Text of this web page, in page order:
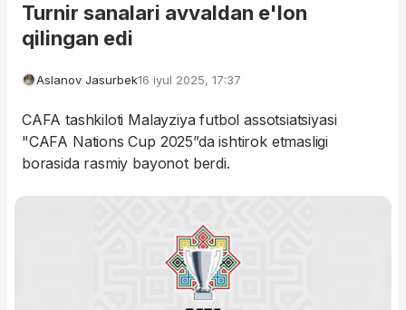
Turnir sanalari avvaldan e'lon
qilingan edi
Aslanov Jasurbek16 iyul 2025, 17:37
CAFA tashkiloti Malayziya futbol assotsiatsiyasi
"CAFA Nations Cup 2025”da ishtirok etmasligi
borasida rasmiy bayonot berdi.